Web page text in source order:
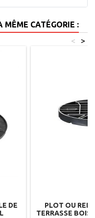
MÊME CATÉGORIE :
>
<
DE
PLOT OU
TERRASSE BOIS